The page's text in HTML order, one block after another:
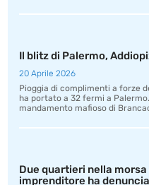
Il blitz di Palermo,
20 Aprile 2026
Pioggia di complimenti a forze
ha portato a 32 fermi a
mandamento mafioso di
Due quartieri nella morsa
imprenditore ha